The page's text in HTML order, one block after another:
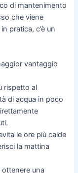
di mantenimento
che viene
pratica, c’è un
vantaggio
rispetto al
di acqua in poco
le ore più calde
la mattina
una